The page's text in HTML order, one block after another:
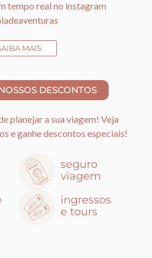
tempo real no instagram
MAIS
planejar a sua viagem! Veja
e ganhe descontos especiais!
seguro
viagem
ingressos
e tours